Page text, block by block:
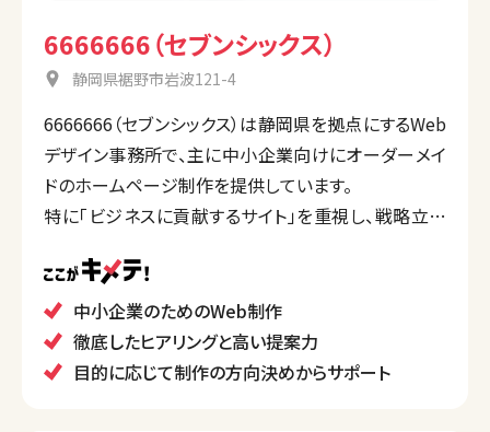
6666666（セブンシックス）
静岡県裾野市岩波121-4
6666666（セブンシックス）は静岡県を拠点にするWeb
デザイン事務所で、主に中小企業向けにオーダーメイ
ドのホームページ制作を提供しています。
特に「ビジネスに貢献するサイト」を重視し、戦略立案
しています。クライアントとのコミュニケーションを大切
にし、個別のニーズに応える柔軟な対応が特徴で、制
作実績を見てもクライアントからの「楽しかった」という
声が多くあります。
中小企業のためのWeb制作
徹底したヒアリングと高い提案力
目的に応じて制作の方向決めからサポート